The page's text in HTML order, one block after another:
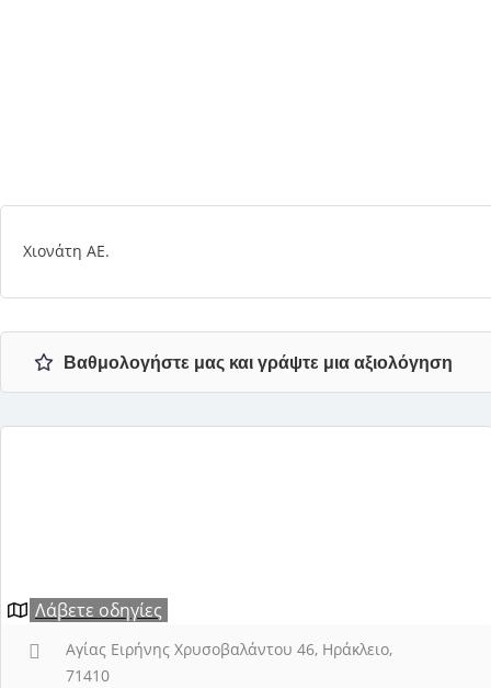
Χιονάτη ΑΕ.
Βαθμολογήστε μας και γράψτε μια αξιολόγηση
Λάβετε οδηγίες
Αγίας Ειρήνης Χρυσοβαλάντου 46, Ηράκλειο,
71410